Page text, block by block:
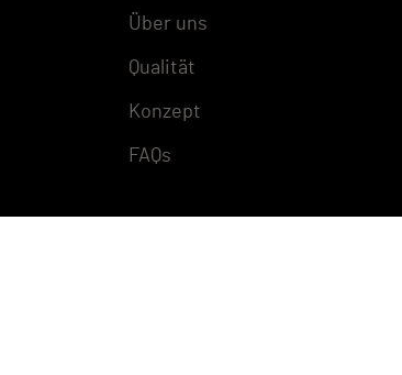
Über uns
Qualität
Konzept
FAQs